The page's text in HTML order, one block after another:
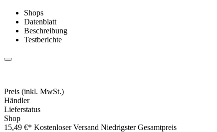
Shops
Datenblatt
Beschreibung
Testberichte
Preis (inkl. MwSt.)
Händler
Lieferstatus
Shop
15,49 €* Kostenloser Versand Niedrigster Gesamtpreis